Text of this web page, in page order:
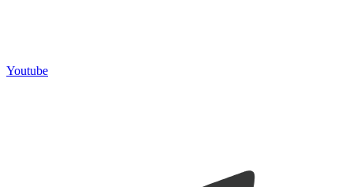
Youtube